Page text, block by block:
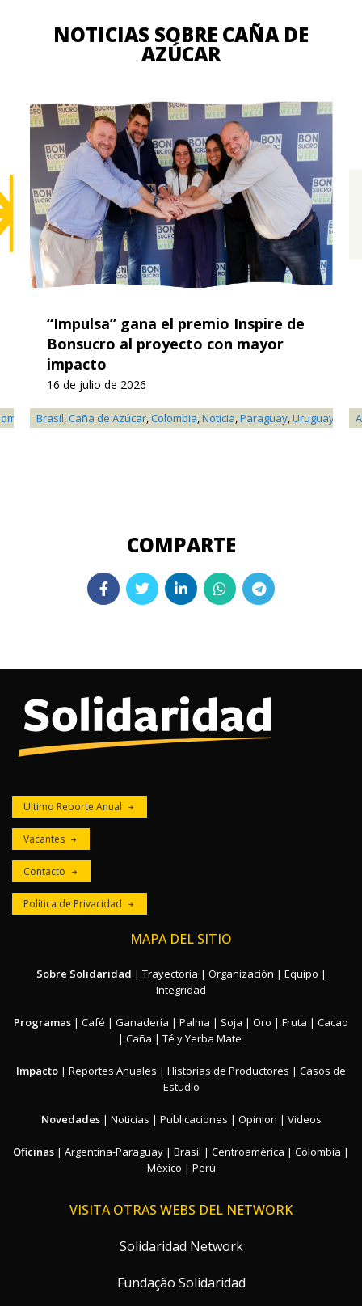
NOTICIAS SOBRE CAÑA DE
AZÚCAR
Brasil,Caña de Azúcar,Colombia,Noticia,Paraguay,Uruguay
“Impulsa” gana el premio Inspire de
Bonsucro al proyecto con mayor
impacto
16 de julio de 2026
Frutas,Ganadería,Oro,Palma,Paraguay,Perú,Reporte Anual
Ultimo Reporte Anual
Vacantes
Contacto
Política de Privacidad
MAPA DEL SITIO
Sobre Solidaridad | Trayectoria | Organización | Equipo |
Integridad
Programas | Café | Ganadería | Palma | Soja | Oro | Fruta | Cacao
| Caña | Té y Yerba Mate
Impacto | Reportes Anuales | Historias de Productores | Casos de
Estudio
Novedades| Noticias | Publicaciones | Opinion | Videos
Oficinas | Argentina-Paraguay | Brasil | Centroamérica | Colombia |
México | Perú
VISITA OTRAS WEBS DEL NETWORK
Solidaridad Network
Fundação Solidaridad